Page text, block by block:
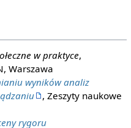
w praktyce,
Warszawa
wyników analiz
, Zeszyty naukowe
rygoru